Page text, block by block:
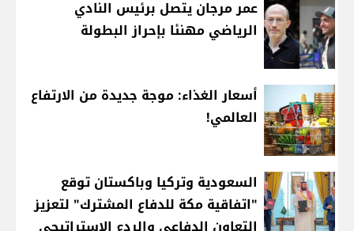
عمر مرجان يتصل برئيس النادي
الرياضي مهنئا بإحراز البطولة
أسعار الغذاء: موجة جديدة من الارتفاع
العالمي!
السعودية وتركيا وباكستان توقع
"اتفاقية مكة للدفاع المشترك" لتعزيز